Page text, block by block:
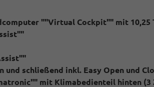
""Virtual Cockpit"" mit 10,25
schließend inkl. Easy Open und
mit Klimabedienteil hinten (3